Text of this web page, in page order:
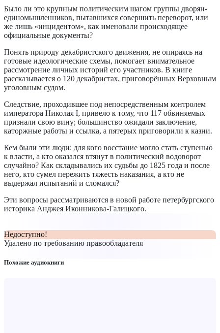
Было ли это крупным политическим шагом группы дворян-
единомышленников, пытавшихся совершить переворот, или
же лишь «инцидентом», как именовали происходящее
официальные документы?
Понять природу декабристского движения, не опираясь на
готовые идеологические схемы, помогает внимательное
рассмотрение личных историй его участников. В книге
рассказывается о 120 декабристах, приговорённых Верховным
уголовным судом.
Следствие, проходившее под непосредственным контролем
императора Николая I, привело к тому, что 117 обвиняемых
признали свою вину; большинство ожидали заключение,
каторжные работы и ссылка, а пятерых приговорили к казни.
Кем были эти люди: для кого восстание могло стать ступенью
к власти, а кто оказался втянут в политический водоворот
случайно? Как складывались их судьбы до 1825 года и после
него, кто сумел пережить тяжесть наказания, а кто не
выдержал испытаний и сломался?
Эти вопросы рассматриваются в новой работе петербургского
историка Анджея Иконникова-Галицкого.
Недоступно!
Удалено по требованию правообладателя
Похожие аудиокниги